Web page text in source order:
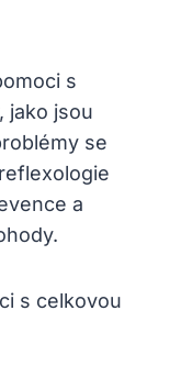
s
jako jsou
se
a